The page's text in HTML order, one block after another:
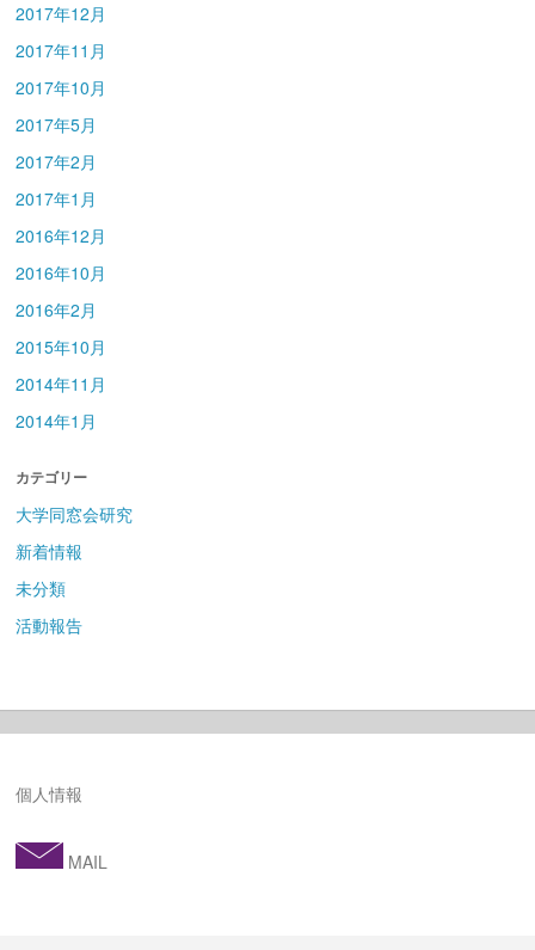
2017年12月
2017年11月
2017年10月
2017年5月
2017年2月
2017年1月
2016年12月
2016年10月
2016年2月
2015年10月
2014年11月
2014年1月
カテゴリー
大学同窓会研究
新着情報
未分類
活動報告
個人情報
MAIL